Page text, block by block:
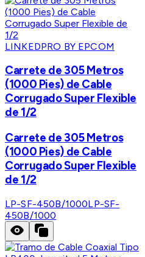
LINKEDPRO BY EPCOM
Carrete de 305 Metros
(1000 Pies) de Cable
Corrugado Super Flexible
de 1/2
Carrete de 305 Metros
(1000 Pies) de Cable
Corrugado Super Flexible
de 1/2
LP-SF-450B/1000LP-SF-
450B/1000